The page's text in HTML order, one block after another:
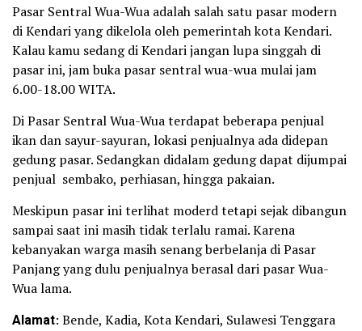
Pasar Sentral Wua-Wua adalah salah satu pasar modern
di Kendari yang dikelola oleh pemerintah kota Kendari.
Kalau kamu sedang di Kendari jangan lupa singgah di
pasar ini, jam buka pasar sentral wua-wua mulai jam
6.00-18.00 WITA.
Di Pasar Sentral Wua-Wua terdapat beberapa penjual
ikan dan sayur-sayuran, lokasi penjualnya ada didepan
gedung pasar. Sedangkan didalam gedung dapat dijumpai
penjual sembako, perhiasan, hingga pakaian.
Meskipun pasar ini terlihat moderd tetapi sejak dibangun
sampai saat ini masih tidak terlalu ramai. Karena
kebanyakan warga masih senang berbelanja di Pasar
Panjang yang dulu penjualnya berasal dari pasar Wua-
Wua lama.
Alamat: Bende, Kadia, Kota Kendari, Sulawesi Tenggara